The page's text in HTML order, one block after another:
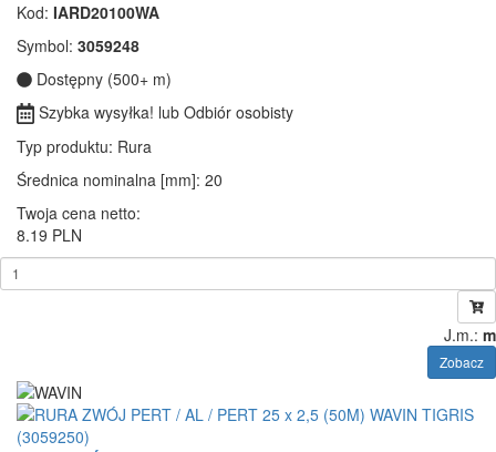
Kod: IARD20100WA
Symbol: 3059248
Dostępny (500+ m)
Szybka wysyłka! lub Odbiór osobisty
Typ produktu: Rura
Średnica nominalna [mm]: 20
Twoja cena netto:
8.19 PLN
J.m.: m
Zobacz